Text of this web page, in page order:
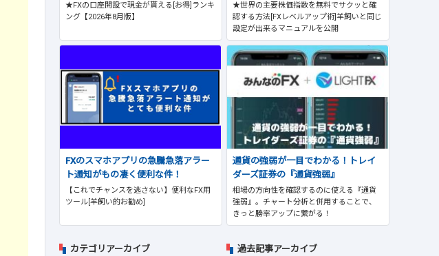
★FXの口座開設で現金が貰える[お得]ランキ
ング【2026年8月版】
★世界の主要株価指数を無料でサクッと確
認する方法[FXレベルアップ術]羊飼いと同じ
設定が出来るマニュアルを公開
FXのスマホアプリの急騰急落アラー
ト通知がもの凄く便利な件！
【これでチャンスを逃さない】便利なFX用
ツール[羊飼い的お勧め]
通貨の強弱が一目でわかる！トレイ
ダーズ証券の『通貨強弱』
相場の方向性を確認するのに使える『通貨
強弱』。チャート分析と併用することで、
きっと勝率アップに繋がる！
カテゴリアーカイブ 過去記事アーカイブ